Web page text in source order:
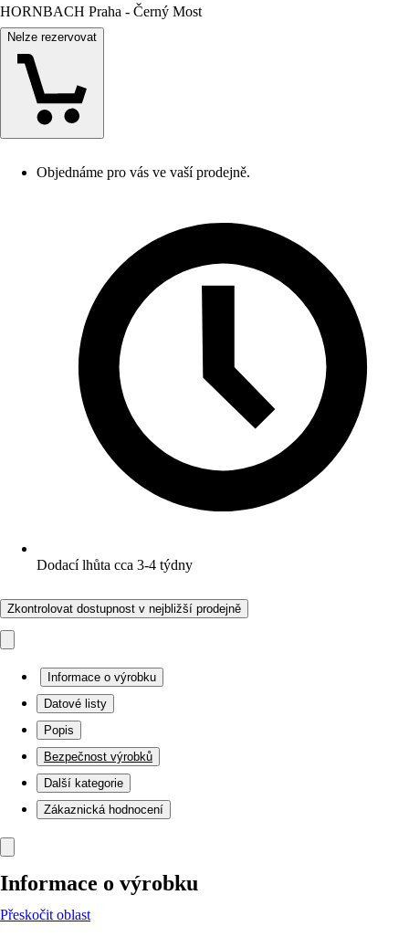
HORNBACH Praha - Černý Most
Nelze rezervovat
Objednáme pro vás ve vaší prodejně.
Dodací lhůta cca 3-4 týdny
Zkontrolovat dostupnost v nejbližší prodejně
Informace o výrobku
Datové listy
Popis
Bezpečnost výrobků
Další kategorie
Zákaznická hodnocení
Informace o výrobku
Přeskočit oblast